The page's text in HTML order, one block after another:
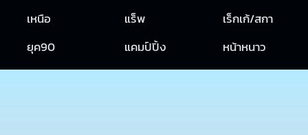
เหนือ
แร็พ
เร็กเก้/สกา
ยุค90
แคมป์ปิ้ง หน้าหนาว